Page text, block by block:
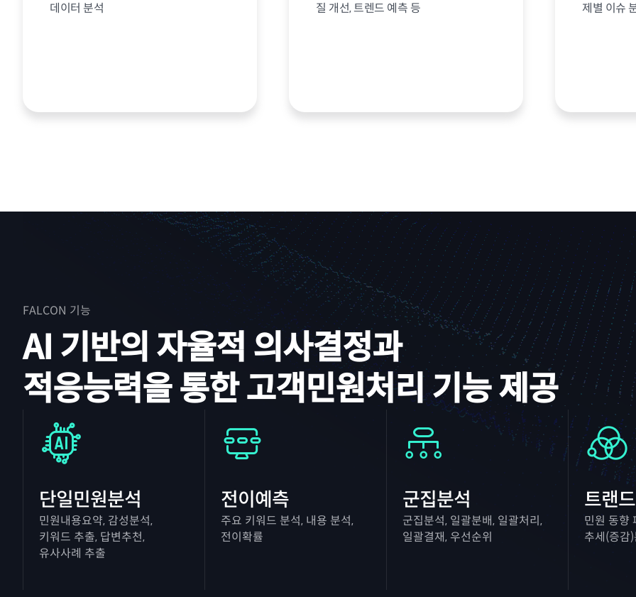
데이터 분석
질 개선, 트렌드 예측 등
제별 이슈
FALCON 기능
AI 기반의 자율적 의사결정과
적응능력을 통한 고객민원처리 기능 제공
단일민원분석
민원내용요약, 감성분석,
키워드 추출, 답변추천,
유사사례 추출
전이예측
주요 키워드 분석, 내용 분석,
전이확률
군집분석
군집분석, 일괄분배, 일괄처리,
일괄결재, 우선순위
트랜
민원 동향
추세(증감)